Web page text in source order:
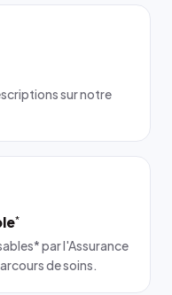
sur notre
*
par l'Assurance
de soins.